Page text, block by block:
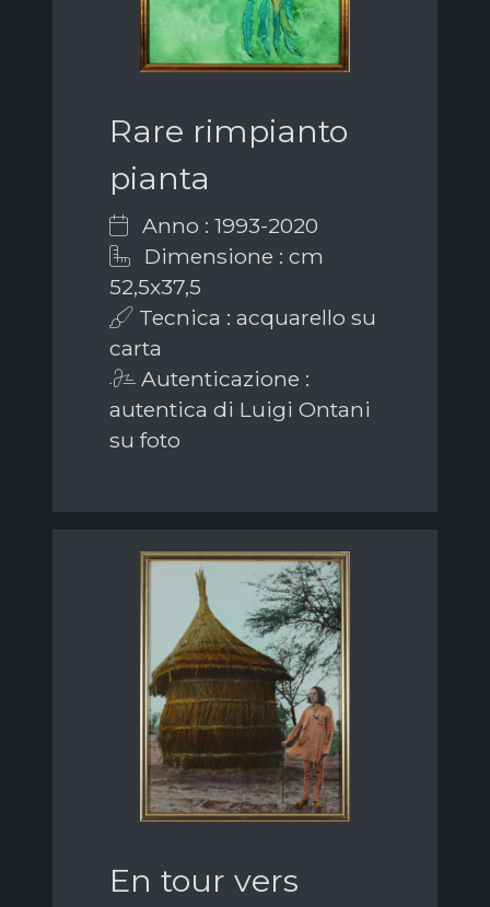
Rare rimpianto
pianta
Anno : 1993-2020
Dimensione : cm
52,5x37,5
Tecnica : acquarello su
carta
Autenticazione :
autentica di Luigi Ontani
su foto
En tour vers